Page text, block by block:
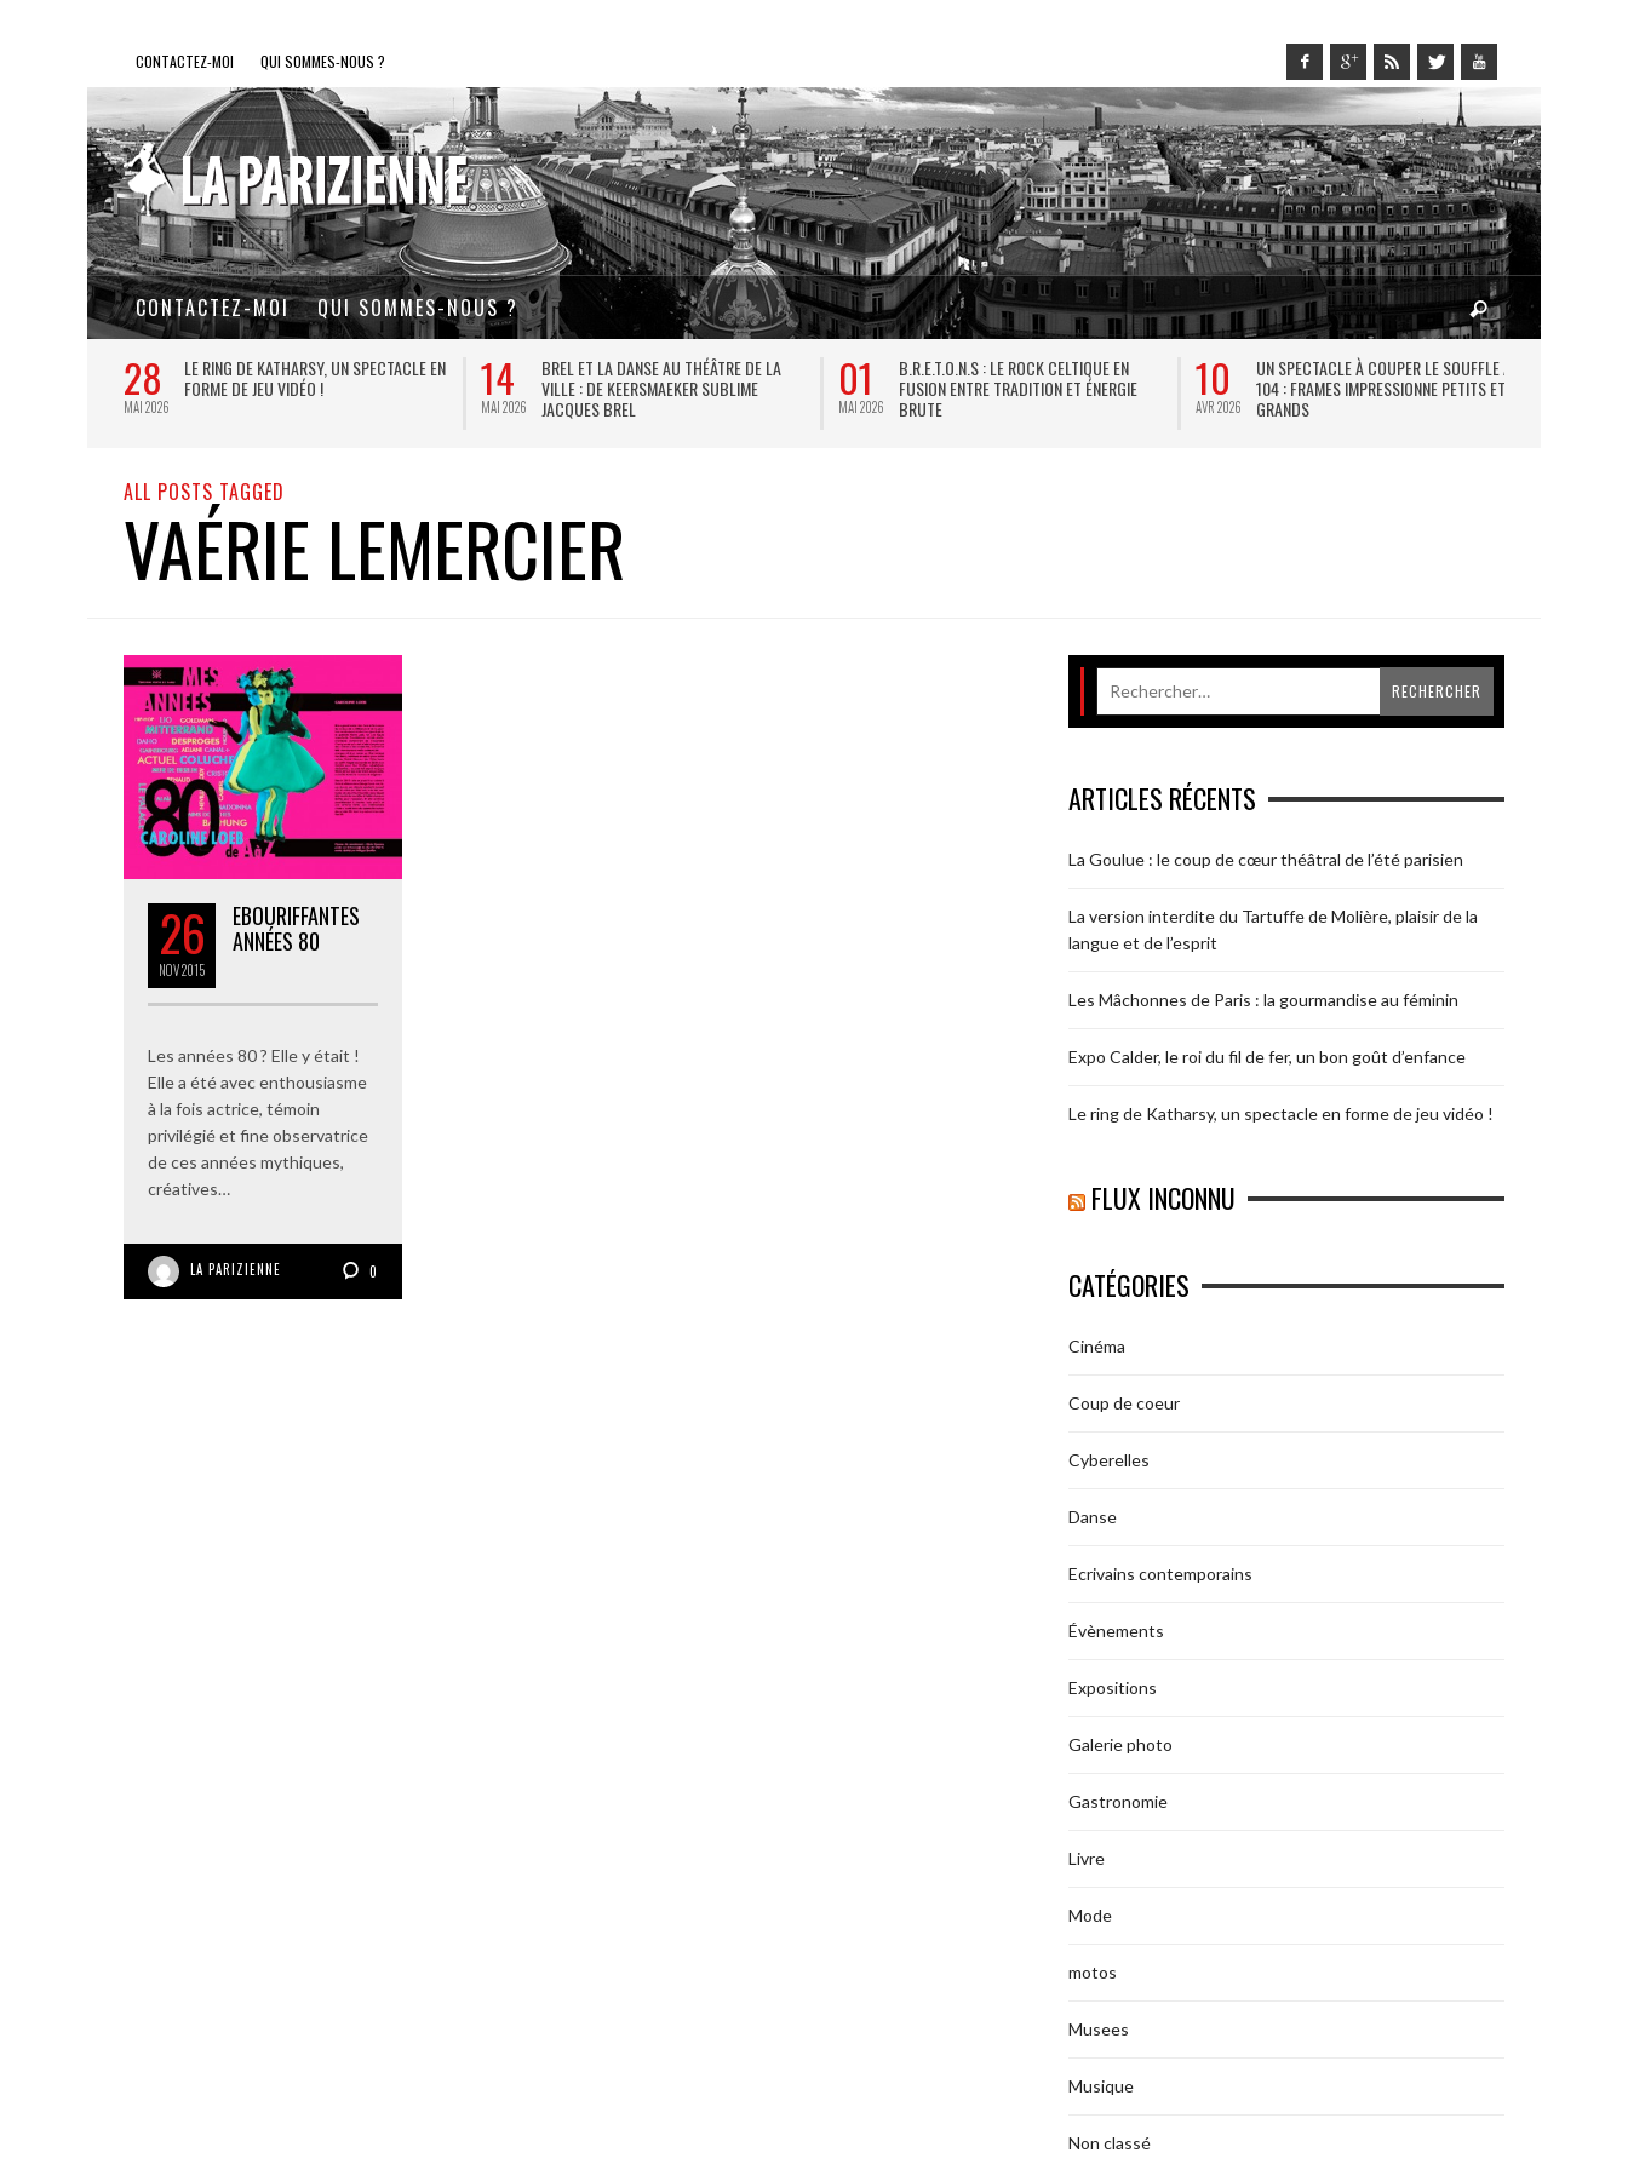
CONTACTEZ-MOI QUI SOMMES-NOUS ?
CONTACTEZ-MOI QUI SOMMES-NOUS ?
28
MAI 2026
LE RING DE KATHARSY, UN SPECTACLE EN
FORME DE JEU VIDÉO !
14
MAI 2026
BREL ET LA DANSE AU THÉÂTRE DE LA
VILLE : DE KEERSMAEKER SUBLIME
JACQUES BREL
01
MAI 2026
B.R.E.T.O.N.S : LE ROCK CELTIQUE EN
FUSION ENTRE TRADITION ET ÉNERGIE
BRUTE
10
AVR 2026
UN SPECTACLE À COUPER LE SOUFFLE AU
104 : FRAMES IMPRESSIONNE PETITS ET
GRANDS
ALL POSTS TAGGED
VAÉRIE LEMERCIER
26
NOV2015
EBOURIFFANTES
ANNÉES 80
Les années 80 ? Elle y était !
Elle a été avec enthousiasme
à la fois actrice, témoin
privilégié et fine observatrice
de ces années mythiques,
créatives…
LA PARIZIENNE 0
ARTICLES RÉCENTS
La Goulue : le coup de cœur théâtral de l’été parisien
La version interdite du Tartuffe de Molière, plaisir de la
langue et de l’esprit
Les Mâchonnes de Paris : la gourmandise au féminin
Expo Calder, le roi du fil de fer, un bon goût d’enfance
Le ring de Katharsy, un spectacle en forme de jeu vidéo !
FLUX INCONNU
CATÉGORIES
Cinéma
Coup de coeur
Cyberelles
Danse
Ecrivains contemporains
Évènements
Expositions
Galerie photo
Gastronomie
Livre
Mode
motos
Musees
Musique
Non classé